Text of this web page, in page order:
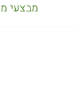
מבצעי